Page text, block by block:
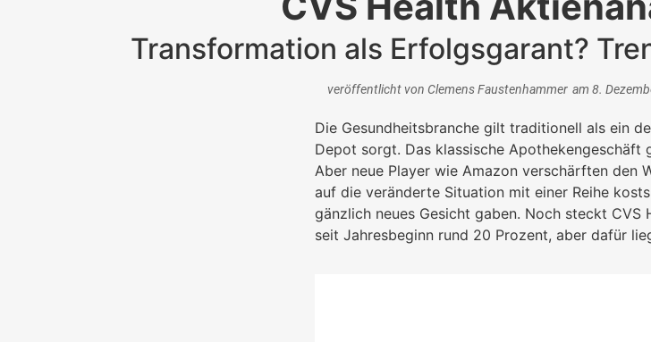
Transformation als Erfolgsgarant?
veröffentlicht von Clemens Faustenhammer am 8.
Die Gesundheitsbranche gilt traditionell als ein
Depot sorgt. Das klassische Apothekengeschäft
Aber neue Player wie Amazon verschärften den
auf die veränderte Situation mit einer Reihe
gänzlich neues Gesicht gaben. Noch steckt
seit Jahresbeginn rund 20 Prozent, aber dafür